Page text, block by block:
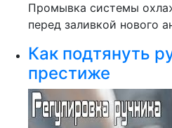
Промывка системы
перед заливкой нового
Как подтянуть
престиже